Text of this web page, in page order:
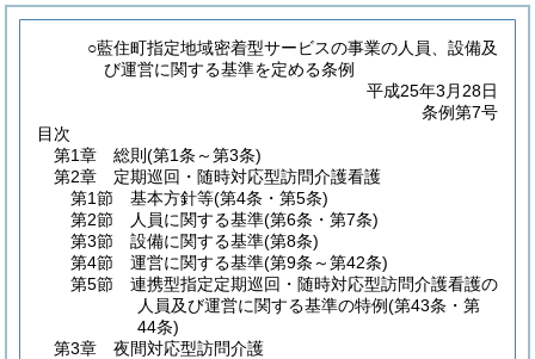
○藍住町指定地域密着型サービスの事業の人員、設備及
び運営に関する基準を定める条例
平成25年3月28日
条例第7号
目次
第1章
総則 (第1条～第3条)
第2章
定期巡回・随時対応型訪問介護看護
第1節
基本方針等(第4条・第5条)
第2節
人員に関する基準(第6条・第7条)
第3節
設備に関する基準(第8条)
第4節
運営に関する基準(第9条～第42条)
第5節
連携型指定定期巡回・随時対応型訪問介護看護の
人員及び運営に関する基準の特例(第43条・第
44条)
第3章
夜間対応型訪問介護